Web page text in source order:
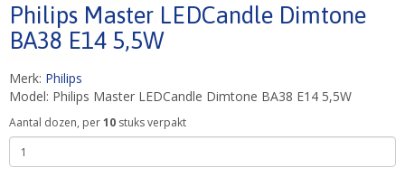
Philips Master LEDCandle Dimtone
BA38 E14 5,5W
Merk: Philips
Model: Philips Master LEDCandle Dimtone BA38 E14 5,5W
Aantal dozen, per10 stuks verpakt